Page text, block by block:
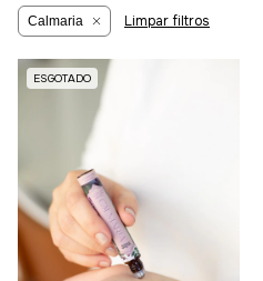
Calmaria Limpar filtros
ESGOTADO